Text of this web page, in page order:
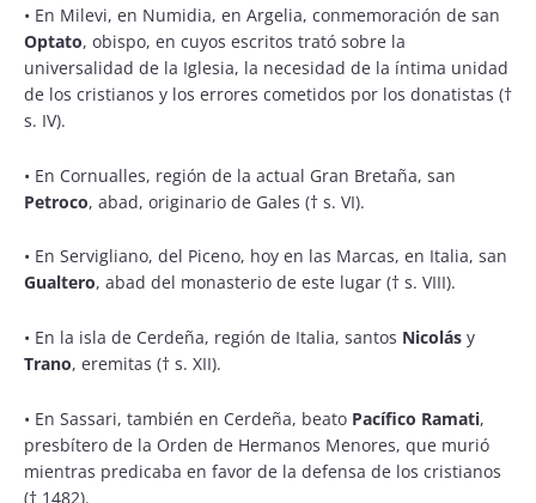
• En Milevi, en Numidia, en Argelia, conmemoración de san
Optato, obispo, en cuyos escritos trató sobre la
universalidad de la Iglesia, la necesidad de la íntima unidad
de los cristianos y los errores cometidos por los donatistas (†
s. IV).
• En Cornualles, región de la actual Gran Bretaña, san
Petroco, abad, originario de Gales († s. VI).
• En Servigliano, del Piceno, hoy en las Marcas, en Italia, san
Gualtero, abad del monasterio de este lugar († s. VIII).
• En la isla de Cerdeña, región de Italia, santos Nicolás y
Trano, eremitas († s. XII).
• En Sassari, también en Cerdeña, beato Pacífico Ramati,
presbítero de la Orden de Hermanos Menores, que murió
mientras predicaba en favor de la defensa de los cristianos
(† 1482).